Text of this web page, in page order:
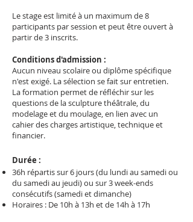
Le stage est limité à un maximum de 8
participants par session et peut être ouvert à
partir de 3 inscrits.
Conditions d'admission :
Aucun niveau scolaire ou diplôme spécifique
n'est exigé. La sélection se fait sur entretien.
La formation permet de réfléchir sur les
questions de la sculpture théâtrale, du
modelage et du moulage, en lien avec un
cahier des charges artistique, technique et
financier.
Durée :
36h répartis sur 6 jours (du lundi au samedi ou
du samedi au jeudi) ou sur 3 week-ends
consécutifs (samedi et dimanche)
Horaires : De 10h à 13h et de 14h à 17h